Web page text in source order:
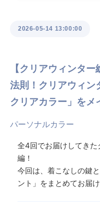
2026-05-14 13:00:00
【クリアウィンタ
法則！クリアウィン
クリアカラー」をメ
パーソナルカラー
全4回でお届けしてき
編！
今回は、着こなしの鍵
ント」をまとめてお届け